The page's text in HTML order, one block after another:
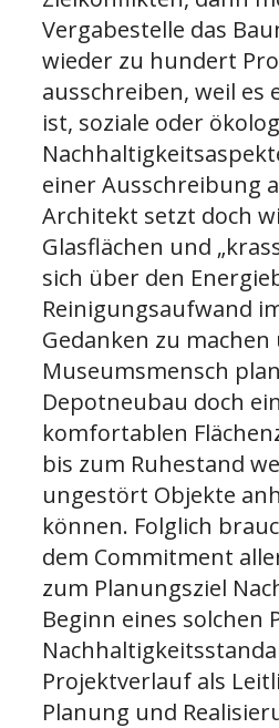
Vergabestelle das
wieder zu hundert
ausschreiben, weil es
ist, soziale oder
einer Ausschreibung
Architekt setzt doch
Glasflächen und
sich über den
Reinigungsaufwand
Gedanken zu
Museumsmensch
Depotneubau doch
komfortablen
bis zum Ruhestand
ungestört Objekte
können. Folglich
dem Commitment
zum Planungsziel
Beginn eines solchen
Projektverlauf als
Planung und